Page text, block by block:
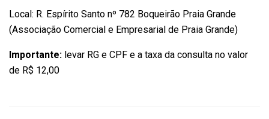
Local: R. Espírito Santo nº 782 Boqueirão Praia Grande
(Associação Comercial e Empresarial de Praia Grande)
Importante: levar RG e CPF e a taxa da consulta no valor
de R$ 12,00